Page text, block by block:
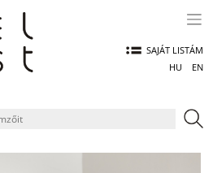
SAJÁT LISTÁM
HU
EN